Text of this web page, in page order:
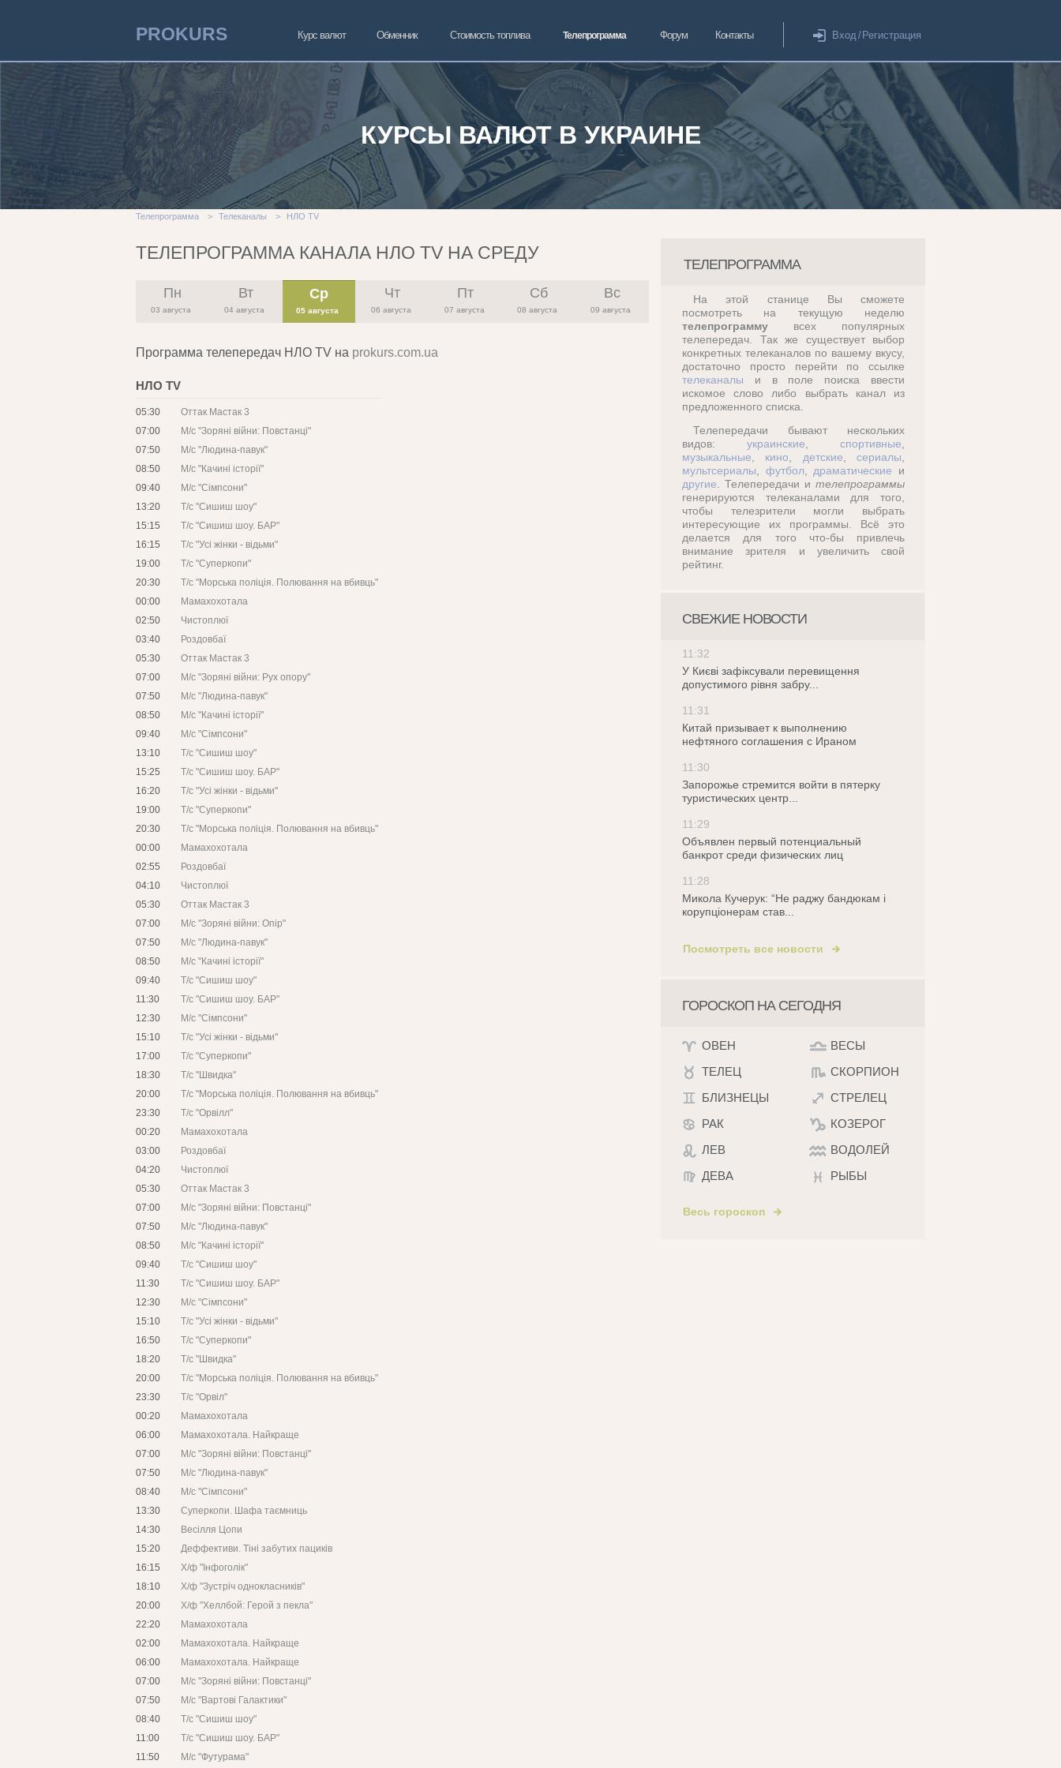
PROKURS Курс валют Обменник Стоимость топлива Телепрограмма Форум Контакты Вход/ Регистрация
КУРСЫ ВАЛЮТ В УКРАИНЕ
Телепрограмма > Телеканалы > НЛО TV
ТЕЛЕПРОГРАММА КАНАЛА НЛО TV НА СРЕДУ
ТЕЛЕПРОГРАММА
На этой станице Вы сможете
посмотреть на текущую неделю
телепрограмму всех популярных
телепередач. Так же существует выбор
конкретных телеканалов по вашему вкусу,
достаточно просто перейти по ссылке
телеканалы и в поле поиска ввести
искомое слово либо выбрать канал из
предложенного списка.
Телепередачи бывают нескольких
видов: украинские спортивные
музыкальные
кино детские ,сериалы
мультсериалы
футбол драматические и
другие . Телепередачи и телепрограммы
генерируются телеканалами для того,
чтобы телезрители могли выбрать
интересующие их программы. Всё это
делается для того что-бы привлечь
внимание зрителя и увеличить свой
рейтинг.
СВЕЖИЕ НОВОСТИ
11:32
У Києві зафіксували перевищення
допустимого рівня забру...
11:31
Китай призывает к выполнению
нефтяного соглашения с Ираном
11:30
Запорожье стремится войти в пятерку
туристических центр...
11:29
Объявлен первый потенциальный
банкрот среди физических лиц
11:28
Микола Кучерук: “Не раджу бандюкам і
корупціонерам став...
Посмотреть все новости
ГОРОСКОП НА СЕГОДНЯ
ОВЕН
ТЕЛЕЦ
БЛИЗНЕЦЫ
РАК
ЛЕВ
ДЕВА
ВЕСЫ
СКОРПИОН
СТРЕЛЕЦ
КОЗЕРОГ
ВОДОЛЕЙ
РЫБЫ
Весь гороскоп
Пн
03 августа
Вт
04 августа
Ср
05 августа
Чт
06 августа
Пт
07 августа
Сб
08 августа
Вс
09 августа
Программа телепередач НЛО TV на prokurs.com.ua
НЛО TV
05:30
Оттак Мастак 3
07:00
М/с "Зоряні війни: Повстанці"
07:50
М/с "Людина-павук"
08:50
М/с "Качині історії"
09:40
М/с "Сімпсони"
13:20
Т/с "Сишиш шоу"
15:15
Т/с "Сишиш шоу. БАР"
16:15
Т/с "Усі жінки - відьми"
19:00
Т/с "Суперкопи"
20:30
Т/с "Морська поліція. Полювання на вбивць"
00:00
Мамахохотала
02:50
Чистоплюї
03:40
Роздовбаї
05:30
Оттак Мастак 3
07:00
М/с "Зоряні війни: Рух опору"
07:50
М/с "Людина-павук"
08:50
М/с "Качині історії"
09:40
М/с "Сімпсони"
13:10
Т/с "Сишиш шоу"
15:25
Т/с "Сишиш шоу. БАР"
16:20
Т/с "Усі жінки - відьми"
19:00
Т/с "Суперкопи"
20:30
Т/с "Морська поліція. Полювання на вбивць"
00:00
Мамахохотала
02:55
Роздовбаї
04:10
Чистоплюї
05:30
Оттак Мастак 3
07:00
М/c "Зоряні війни: Опір"
07:50
М/c "Людина-павук"
08:50
М/c "Качині історії"
09:40
Т/с "Сишиш шоу"
11:30
Т/с "Сишиш шоу. БАР"
12:30
М/c "Сімпсони"
15:10
Т/с "Усі жінки - відьми"
17:00
Т/с "Суперкопи"
18:30
Т/с "Швидка"
20:00
Т/с "Морська поліція. Полювання на вбивць"
23:30
Т/с "Орвілл"
00:20
Мамахохотала
03:00
Роздовбаї
04:20
Чистоплюї
05:30
Оттак Мастак 3
07:00
М/с "Зоряні війни: Повстанці"
07:50
М/с "Людина-павук"
08:50
М/с "Качині історії"
09:40
Т/с "Сишиш шоу"
11:30
Т/с "Сишиш шоу. БАР"
12:30
М/с "Сімпсони"
15:10
Т/с "Усі жінки - відьми"
16:50
Т/с "Суперкопи"
18:20
Т/с "Швидка"
20:00
Т/с "Морська поліція. Полювання на вбивць"
23:30
Т/с "Орвіл"
00:20
Мамахохотала
06:00
Мамахохотала. Найкраще
07:00
М/с "Зоряні війни: Повстанці"
07:50
М/с "Людина-павук"
08:40
М/с "Сімпсони"
13:30
Суперкопи. Шафа таємниць
14:30
Весілля Цопи
15:20
Деффективи. Тіні забутих пациків
16:15
Х/ф "Інфоголік"
18:10
Х/ф "Зустріч однокласників"
20:00
Х/ф "Хеллбой: Герой з пекла"
22:20
Мамахохотала
02:00
Мамахохотала. Найкраще
06:00
Мамахохотала. Найкраще
07:00
М/с "Зоряні війни: Повстанці"
07:50
М/с "Вартові Галактики"
08:40
Т/с "Сишиш шоу"
11:00
Т/с "Сишиш шоу. БАР"
11:50
М/с "Футурама"